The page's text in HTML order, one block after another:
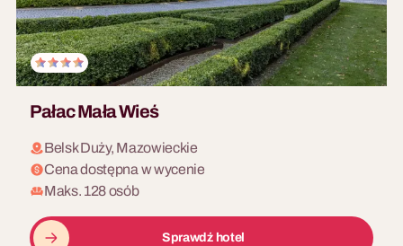
Pałac Mała Wieś
Belsk Duży, Mazowieckie
Cena dostępna w wycenie
Maks. 128 osób
Sprawdź hotel